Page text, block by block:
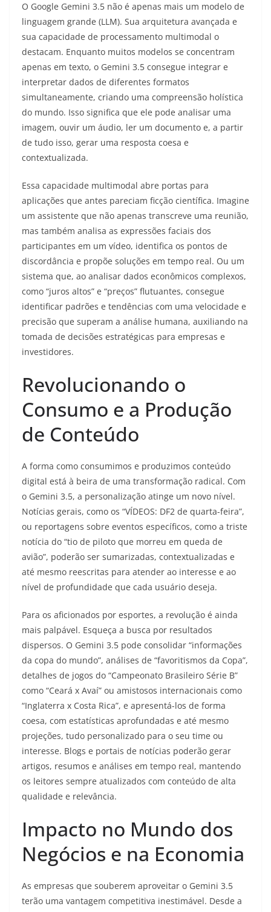
O Google Gemini 3.5 não é apenas mais um modelo de
linguagem grande (LLM). Sua arquitetura avançada e
sua capacidade de processamento multimodal o
destacam. Enquanto muitos modelos se concentram
apenas em texto, o Gemini 3.5 consegue integrar e
interpretar dados de diferentes formatos
simultaneamente, criando uma compreensão holística
do mundo. Isso significa que ele pode analisar uma
imagem, ouvir um áudio, ler um documento e, a partir
de tudo isso, gerar uma resposta coesa e
contextualizada.
Essa capacidade multimodal abre portas para
aplicações que antes pareciam ficção científica. Imagine
um assistente que não apenas transcreve uma reunião,
mas também analisa as expressões faciais dos
participantes em um vídeo, identifica os pontos de
discordância e propõe soluções em tempo real. Ou um
sistema que, ao analisar dados econômicos complexos,
como “juros altos” e “preços” flutuantes, consegue
identificar padrões e tendências com uma velocidade e
precisão que superam a análise humana, auxiliando na
tomada de decisões estratégicas para empresas e
investidores.
Revolucionando o
Consumo e a Produção
de Conteúdo
A forma como consumimos e produzimos conteúdo
digital está à beira de uma transformação radical. Com
o Gemini 3.5, a personalização atinge um novo nível.
Notícias gerais, como os “VÍDEOS: DF2 de quarta-feira”,
ou reportagens sobre eventos específicos, como a triste
notícia do “tio de piloto que morreu em queda de
avião”, poderão ser sumarizadas, contextualizadas e
até mesmo reescritas para atender ao interesse e ao
nível de profundidade que cada usuário deseja.
Para os aficionados por esportes, a revolução é ainda
mais palpável. Esqueça a busca por resultados
dispersos. O Gemini 3.5 pode consolidar “informações
da copa do mundo”, análises de “favoritismos da Copa”,
detalhes de jogos do “Campeonato Brasileiro Série B”
como “Ceará x Avaí” ou amistosos internacionais como
“Inglaterra x Costa Rica”, e apresentá-los de forma
coesa, com estatísticas aprofundadas e até mesmo
projeções, tudo personalizado para o seu time ou
interesse. Blogs e portais de notícias poderão gerar
artigos, resumos e análises em tempo real, mantendo
os leitores sempre atualizados com conteúdo de alta
qualidade e relevância.
Impacto no Mundo dos
Negócios e na Economia
As empresas que souberem aproveitar o Gemini 3.5
terão uma vantagem competitiva inestimável. Desde a